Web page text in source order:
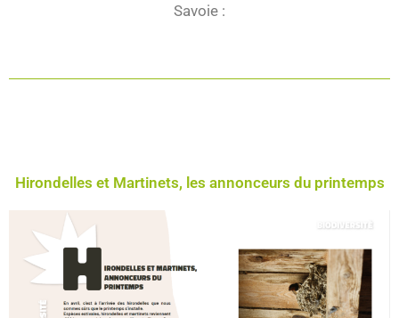
Savoie :
Hirondelles et Martinets, les annonceurs du printemps